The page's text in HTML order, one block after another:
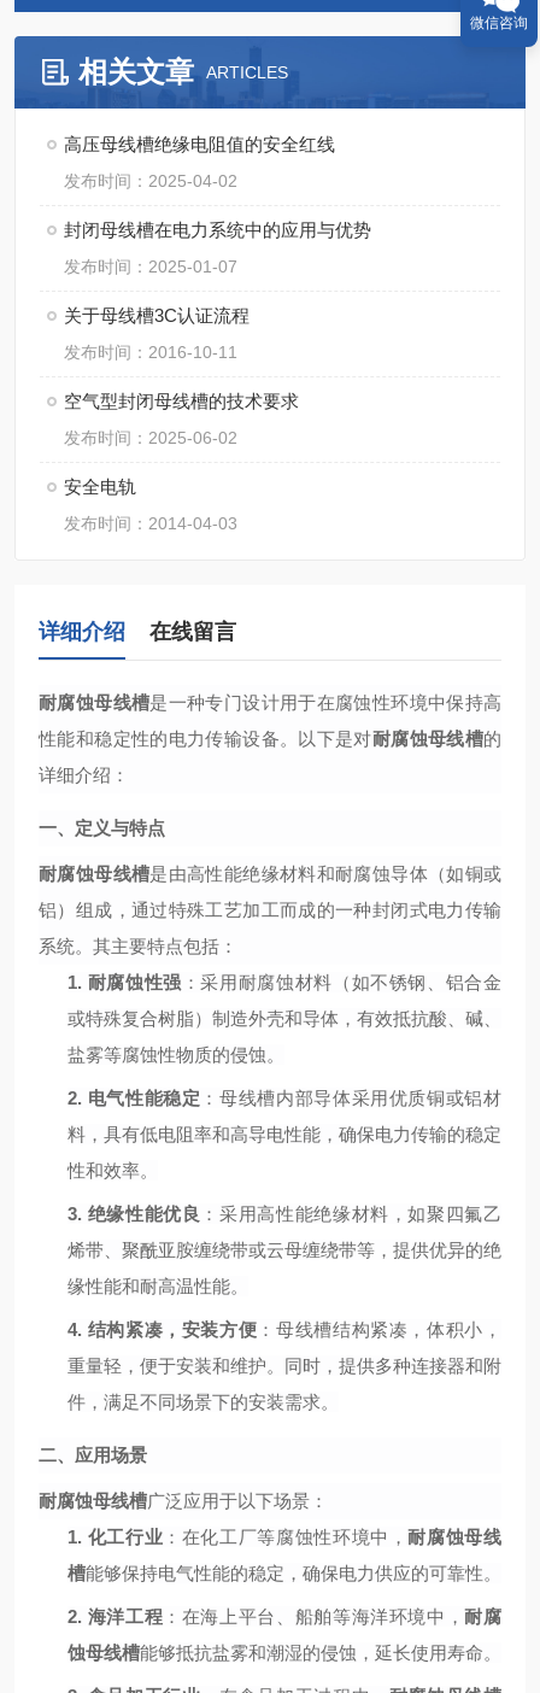
相关文章 ARTICLES
高压母线槽绝缘电阻值的安全红线
发布时间：2025-04-02
封闭母线槽在电力系统中的应用与优势
发布时间：2025-01-07
关于母线槽3C认证流程
发布时间：2016-10-11
空气型封闭母线槽的技术要求
发布时间：2025-06-02
安全电轨
发布时间：2014-04-03
详细介绍 在线留言
耐腐蚀母线槽是一种专门设计用于在腐蚀性环境中保持高
性能和稳定性的电力传输设备。以下是对耐腐蚀母线槽的
详细介绍：
一、定义与特点
耐腐蚀母线槽是由高性能绝缘材料和耐腐蚀导体（如铜或
铝）组成，通过特殊工艺加工而成的一种封闭式电力传输
系统。其主要特点包括：
1. 耐腐蚀性强 ：采用耐腐蚀材料（如不锈钢、铝合金
或特殊复合树脂）制造外壳和导体，有效抵抗酸、碱、
盐雾等腐蚀性物质的侵蚀。
2. 电气性能稳定 ：母线槽内部导体采用优质铜或铝材
料，具有低电阻率和高导电性能，确保电力传输的稳定
性和效率。
3. 绝缘性能优良 ：采用高性能绝缘材料，如聚四氟乙
烯带、聚酰亚胺缠绕带或云母缠绕带等，提供优异的绝
缘性能和耐高温性能。
4. 结构紧凑，安装方便 ：母线槽结构紧凑，体积小，
重量轻，便于安装和维护。同时，提供多种连接器和附
件，满足不同场景下的安装需求。
二、应用场景
耐腐蚀母线槽广泛应用于以下场景：
1. 化工行业 ：在化工厂等腐蚀性环境中，耐腐蚀母线
槽能够保持电气性能的稳定，确保电力供应的可靠性。
2. 海洋工程 ：在海上平台、船舶等海洋环境中，耐腐
蚀母线槽能够抵抗盐雾和潮湿的侵蚀，延长使用寿命。
微信咨询